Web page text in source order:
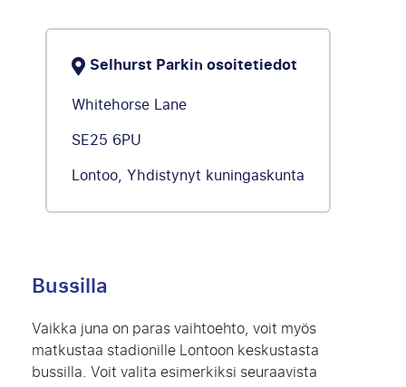
Selhurst Parkin osoitetiedot
Whitehorse Lane
SE25 6PU
Lontoo, Yhdistynyt kuningaskunta
Bussilla
Vaikka juna on paras vaihtoehto, voit myös
matkustaa stadionille Lontoon keskustasta
bussilla. Voit valita esimerkiksi seuraavista